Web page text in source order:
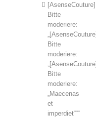
[AsenseCouture]
Bitte
moderiere:
Bitte
moderiere:
Bitte
moderiere:
„Maecenas
et
imperdiet“““